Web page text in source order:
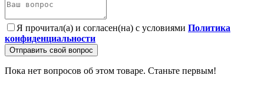
Я прочитал(а) и согласен(на) с условиями Политика
конфиденциальности
Отправить свой вопрос
Пока нет вопросов об этом товаре. Станьте первым!